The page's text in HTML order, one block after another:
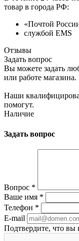
товар в города РФ:
«Почтой
службой EMS
Отзывы
Задать вопрос
Вы можете задать
или работе магазина.
Наши
помогут.
Наличие
Задать вопрос
Вопрос *
Ваше имя *
Телефон *
E-mail
Подтвердите, что вы